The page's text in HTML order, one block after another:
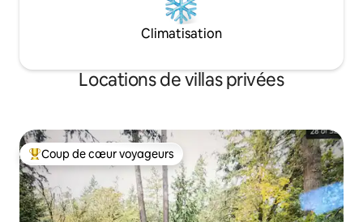
Climatisation
Locations de villas privées
Coups de cœur voyageurs les plus appréciés
Coup de cœur voyageurs